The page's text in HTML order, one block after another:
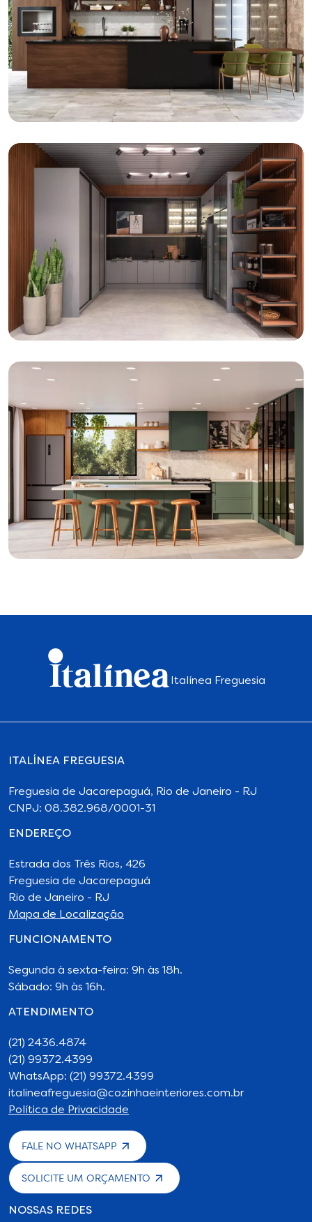
Italínea Freguesia
ITALÍNEA FREGUESIA
Freguesia de Jacarepaguá, Rio de Janeiro - RJ
CNPJ: 08.382.968/0001-31
ENDEREÇO
Estrada dos Três Rios, 426
Freguesia de Jacarepaguá
Rio de Janeiro - RJ
Mapa de Localização
FUNCIONAMENTO
Segunda à sexta-feira: 9h às 18h.
Sábado: 9h às 16h.
ATENDIMENTO
(21) 2436.4874
(21) 99372.4399
WhatsApp: (21) 99372.4399
italineafreguesia@cozinhaeinteriores.com.br
Política de Privacidade
FALE NO WHATSAPP
SOLICITE UM ORÇAMENTO
NOSSAS REDES